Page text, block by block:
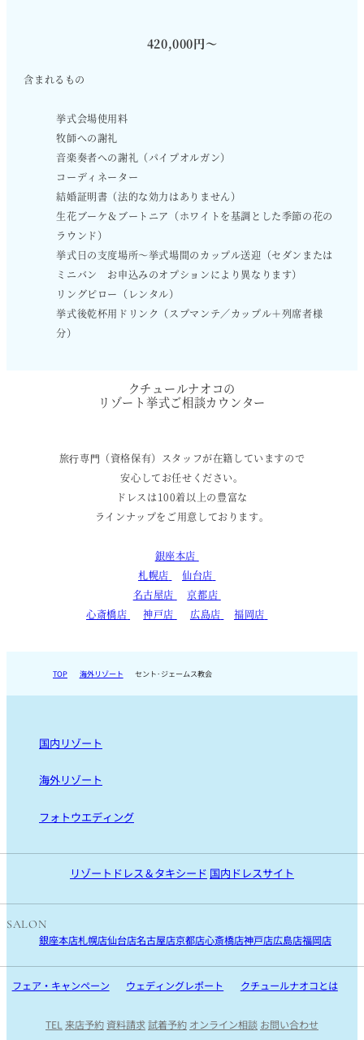
420,000円〜
含まれるもの
挙式会場使用料
牧師への謝礼
音楽奏者への謝礼（パイプオルガン）
コーディネーター
結婚証明書（法的な効力はありません）
生花ブーケ＆ブートニア（ホワイトを基調とした季節の花の
ラウンド）
挙式日の支度場所～挙式場間のカップル送迎（セダンまたは
ミニバン お申込みのオプションにより異なります）
リングピロー（レンタル）
挙式後乾杯用ドリンク（スプマンテ／カップル＋列席者様
分）
クチュールナオコの
リゾート挙式ご相談カウンター
旅⾏専⾨（資格保有）スタッフが在籍していますので
安心してお任せください。
ドレスは100着以上の豊富な
ラインナップをご用意しております。
銀座本店
札幌店
仙台店
名古屋店
京都店
心斎橋店
神戸店 広島店 福岡店
TOP 海外リゾート セント･ジェームス教会
国内リゾート
国内リゾート TOP
宮古島
石垣島
海外リゾート
海外リゾート TOP
フォトウエディング
沖縄・宮古島・石垣島・ハワイ・モルディブ
リゾートドレス＆タキシード 国内ドレスサイト
SALON
銀座本店札幌店仙台店名古屋店京都店心斎橋店神戸店広島店福岡店
フェア・キャンペーン ウェディングレポート クチュールナオコとは
TEL 来店予約資料請求試着予約 オンライン相談 お問い合わせ